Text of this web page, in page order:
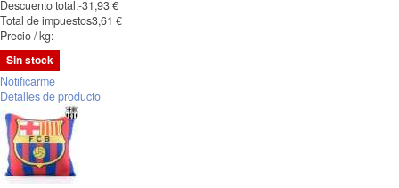
Descuento total:-31,93 €
Total de impuestos3,61 €
Precio / kg:
Sin stock
Notificarme
Detalles de producto